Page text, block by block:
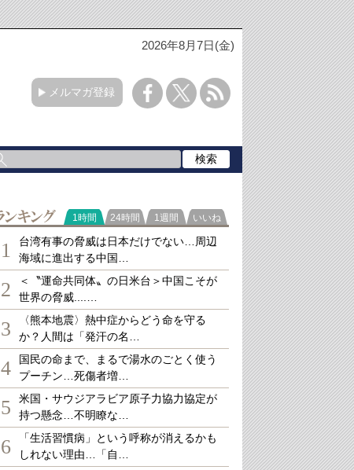
2026年8月7日(金)
メルマガ登録
ランキング
1時間 24時間 1週間 いいね
1
台湾有事の脅威は日本だけでない…周辺
海域に進出する中国…
2
＜〝運命共同体〟の日米台＞中国こそが
世界の脅威....…
3
〈熊本地震〉熱中症からどう命を守る
か？人間は「発汗の名…
4
国民の命まで、まるで湯水のごとく使う
プーチン…死傷者増…
5
米国・サウジアラビア原子力協力協定が
持つ懸念…不明瞭な…
6
「生活習慣病」という呼称が消えるかも
しれない理由…「自…